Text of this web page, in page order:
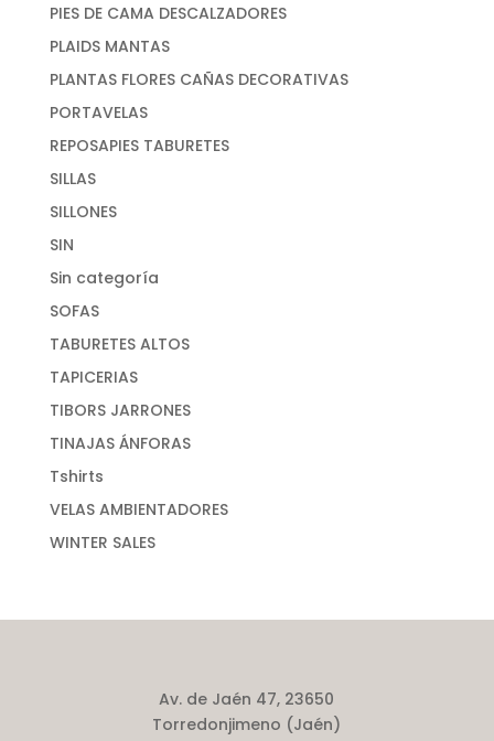
PIES DE CAMA DESCALZADORES
PLAIDS MANTAS
PLANTAS FLORES CAÑAS DECORATIVAS
PORTAVELAS
REPOSAPIES TABURETES
SILLAS
SILLONES
SIN
Sin categoría
SOFAS
TABURETES ALTOS
TAPICERIAS
TIBORS JARRONES
TINAJAS ÁNFORAS
Tshirts
VELAS AMBIENTADORES
WINTER SALES
Av. de Jaén 47, 23650
Torredonjimeno (Jaén)